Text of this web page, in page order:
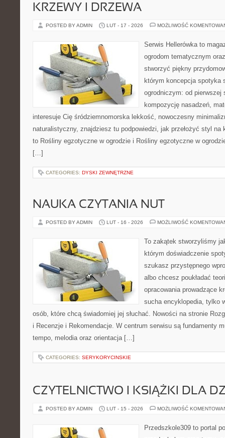
KRZEWY I DRZEWA
POSTED BY ADMIN LUT - 17 - 2026 MOŻLIWOŚĆ
Serwis Hellerówka to
ogrodom tematycznym
stworzyć piękny
którym koncepcja spotyka
ogrodniczym: od pierwszej
kompozycję nasadzeń,
interesuje Cię śródziemnomorska lekkość, nowoczesny
naturalistyczny, znajdziesz tu podpowiedzi, jak przełożyć styl na
to Rośliny egzotyczne w ogrodzie i Rośliny egzotyczne w
[…]
CATEGORIES: DYSKI ZEWNĘTRZNE
NAUKA CZYTANIA NUT
POSTED BY ADMIN LUT - 16 - 2026 MOŻLIWOŚĆ
To zakątek stworzyliśmy
którym doświadczenie
szukasz przystępnego
albo chcesz poukładać
opracowania prowadzące
sucha encyklopedia, tylko
osób, które chcą świadomiej jej słuchać. Nowości na stronie
i Recenzje i Rekomendacje. W centrum serwisu są fundamenty
tempo, melodia oraz orientacja […]
CATEGORIES: SERYKORYCINSKIE
CZYTELNICTWO I KSIĄŻKI DLA
POSTED BY ADMIN LUT - 15 - 2026 MOŻLIWOŚĆ
Przedszkole309 to portal